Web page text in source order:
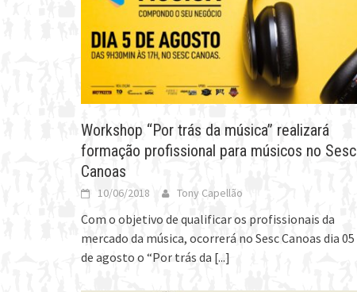
Workshop “Por trás da música” realizará
formação profissional para músicos no Sesc
Canoas
10/06/2018 Tony Capellão
Com o objetivo de qualificar os profissionais da
mercado da música, ocorrerá no Sesc Canoas dia 05
de agosto o “Por trás da [...]